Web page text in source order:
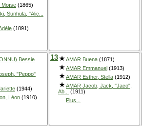
Moïse (1865)
Sunhula, "Alic...
(1891)
Bessie
"Peppo"
(1944)
Léon (1910)
13 AMAR Buena (1871)
AMAR Emmanuel (1913)
AMAR Esther, Stella (1912)
AMAR Jacob, Jack, "Jaco",
Ab...
(1911)
Plus...